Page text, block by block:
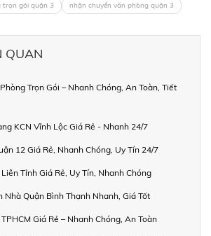
trọn gói quận 3
nhận chuyển văn phòng quận 3
QUAN
Trọn Gói – Nhanh Chóng, An Toàn, Tiết
KCN Vĩnh Lộc Giá Rẻ - Nhanh 24/7
12 Giá Rẻ, Nhanh Chóng, Uy Tín 24/7
Tỉnh Giá Rẻ, Uy Tín, Nhanh Chóng
Nhà Quận Bình Thạnh Nhanh, Giá Tốt
Giá Rẻ – Nhanh Chóng, An Toàn